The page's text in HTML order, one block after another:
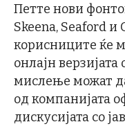
Петте нови
Skeena, Seaford
корисниците ќе
онлајн
мислење можат
од компанијата
дискусијата со